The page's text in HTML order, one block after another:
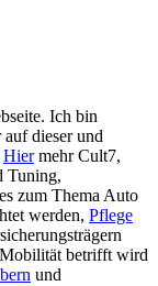
Ich bin
dieser und
Hiermehr Cult7,
Tuning,
zum Thema Auto
werden, Pflege
betrifft wird
und